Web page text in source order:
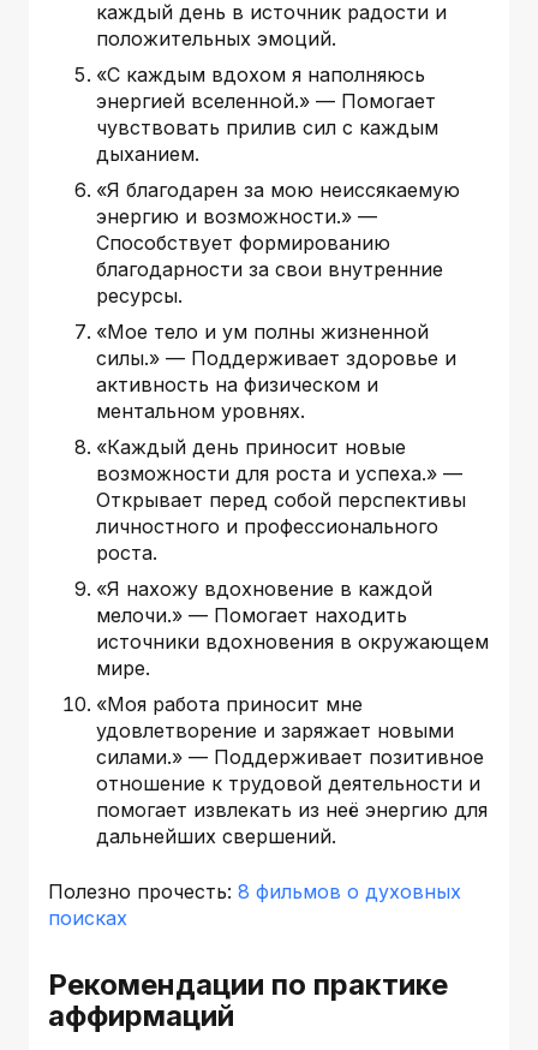
каждый день в источник радости и
положительных эмоций.
«С каждым вдохом я наполняюсь
энергией вселенной.» — Помогает
чувствовать прилив сил с каждым
дыханием.
«Я благодарен за мою неиссякаемую
энергию и возможности.» —
Способствует формированию
благодарности за свои внутренние
ресурсы.
«Мое тело и ум полны жизненной
силы.» — Поддерживает здоровье и
активность на физическом и
ментальном уровнях.
«Каждый день приносит новые
возможности для роста и успеха.» —
Открывает перед собой перспективы
личностного и профессионального
роста.
«Я нахожу вдохновение в каждой
мелочи.» — Помогает находить
источники вдохновения в окружающем
мире.
«Моя работа приносит мне
удовлетворение и заряжает новыми
силами.» — Поддерживает позитивное
отношение к трудовой деятельности и
помогает извлекать из неё энергию для
дальнейших свершений.
Полезно прочесть: 8 фильмов о духовных
поисках
Рекомендации по практике
аффирмаций